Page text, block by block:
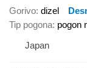
Gorivo dizel
Tip pogona pogon
Japan